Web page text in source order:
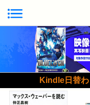
Kindle日替